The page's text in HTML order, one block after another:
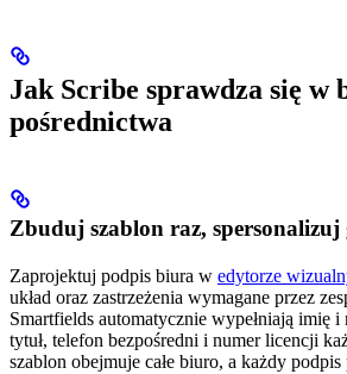
Jak Scribe sprawdza się w
pośrednictwa
Zbuduj szablon raz, spersonalizuj
Zaprojektuj podpis biura w edytorze
układ oraz zastrzeżenia wymagane przez
Smartfields automatycznie wypełniają imię
tytuł, telefon bezpośredni i numer licencji
szablon obejmuje całe biuro, a każdy podpis